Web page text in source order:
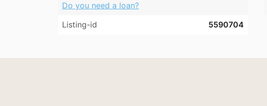
Do you need a loan?
Listing-id 5590704